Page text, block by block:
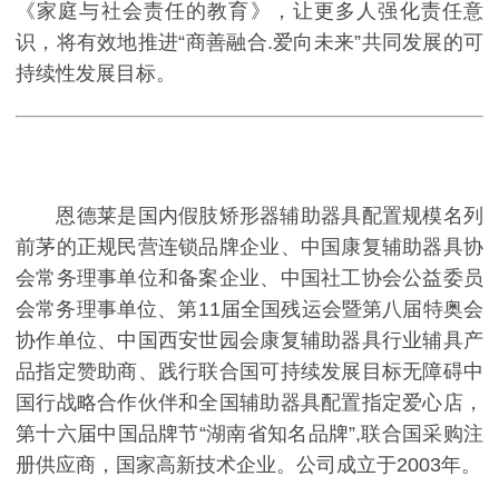
《家庭与社会责任的教育》，让更多人强化责任意
识，将有效地推进“商善融合.爱向未来”共同发展的可
持续性发展目标。
恩德莱是国内假肢矫形器辅助器具配置规模名列
前茅的正规民营连锁品牌企业、中国康复辅助器具协
会常务理事单位和备案企业、中国社工协会公益委员
会常务理事单位、第11届全国残运会暨第八届特奥会
协作单位、中国西安世园会康复辅助器具行业辅具产
品指定赞助商、践行联合国可持续发展目标无障碍中
国行战略合作伙伴和全国辅助器具配置指定爱心店，
第十六届中国品牌节“湖南省知名品牌”,联合国采购注
册供应商，国家高新技术企业。公司成立于2003年。